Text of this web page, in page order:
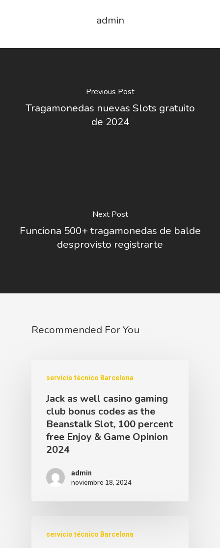
admin
Previous Post
Tragamonedas nuevas Slots gratuito
de 2024
Next Post
Funciona 500+ tragamonedas de balde
desprovisto registrarte
Recommended For You
servicio técnico Barcelona
Jack as well casino gaming
club bonus codes as the
Beanstalk Slot, 100 percent
free Enjoy & Game Opinion
2024
admin
noviembre 18, 2024
servicio técnico Barcelona